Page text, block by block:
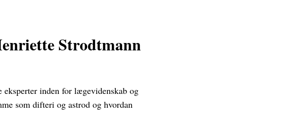
Strodtmann
eksperter inden for lægevidenskab og
som difteri og astrod og hvordan